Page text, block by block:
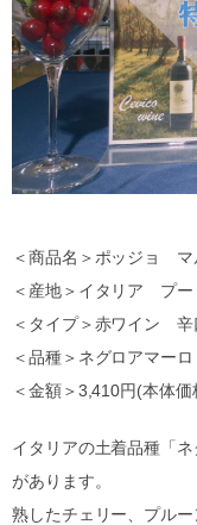
＜商品名＞ポッジョ
＜産地＞イタリア プー
＜タイプ＞赤ワイン 辛
＜品種＞ネグロアマーロ
＜金額＞3,410円(本体
イタリアの土着品種「
があります。
熟したチェリー、プル